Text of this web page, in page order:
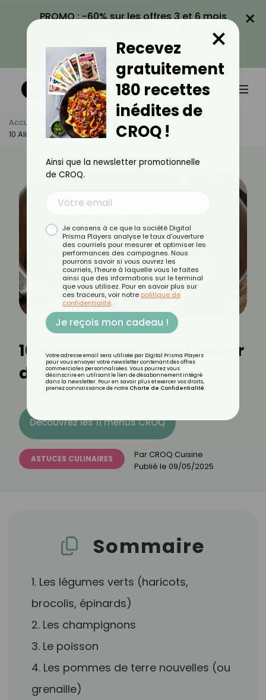
PROMO : -60% sur les offres 3 et 6 mois
VOIR LA PROMO
×
Accueil Actus
Astuces Culinaires
10 Aliments Qu’il Faut Éviter De Faire Cuire À L’eau
10 aliments qu’il faut éviter
de faire cuire à l’eau
Découvrez les 11 menus CROQ
ASTUCES CULINAIRES Par CROQ Cuisine
Publié le 09/05/2025
Sommaire
1. Les légumes verts (haricots,
brocolis, épinards)
2. Les champignons
3. Le poisson
4. Les pommes de terre nouvelles (ou
grenaille)
Recevez
gratuitement
180 recettes
inédites de
CROQ !
×
Ainsi que la newsletter promotionnelle
de CROQ.
Je consens à ce que la société Digital
Prisma Players analyse le taux d'ouverture
des courriels pour mesurer et optimiser les
performances des campagnes. Nous
pourrons savoir si vous ouvrez les
courriels, l'heure à laquelle vous le faites
ainsi que des informations sur le terminal
que vous utilisez. Pour en savoir plus sur
ces traceurs, voir notre politique de
confidentialité.
Je reçois mon cadeau !
Votre adresse email sera utilisée par Digital Prisma Players
pour vous envoyer votre newsletter contenant des offres
commerciales personnalisées. Vous pourrez vous
désinscrire en utilisant le lien de désabonnement intégré
dans la newsletter. Pour en savoir plus et exercer vos droits,
prenez connaissance de notre Charte de Confidentialité.